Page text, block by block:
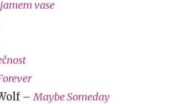
vase
r
–Maybe Someday